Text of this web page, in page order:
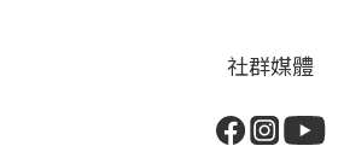
社群媒體